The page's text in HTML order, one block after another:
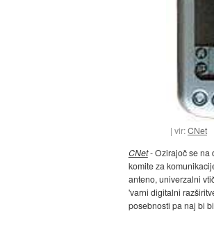
vir:CNet
CNet- Ozirajoč se na
komite za
anteno, univerzalni
'varni digitalni
posebnosti pa naj bi